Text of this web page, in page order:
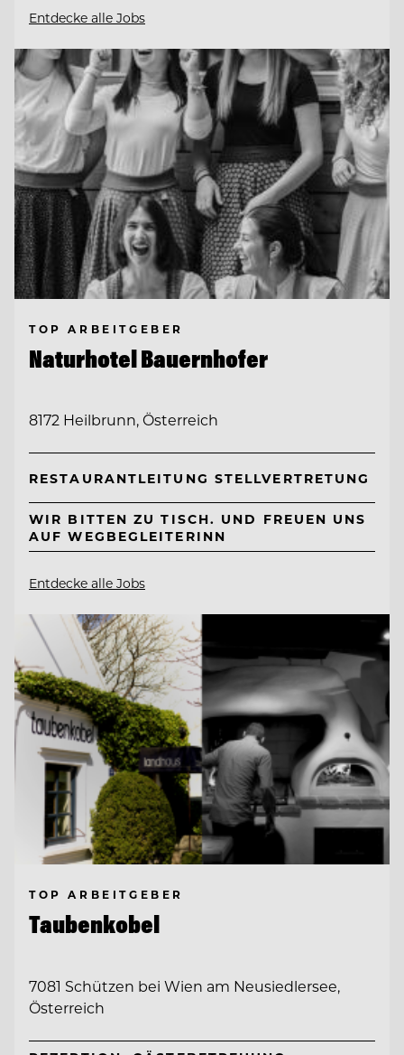
Entdecke alle Jobs
TOP ARBEITGEBER
Naturhotel Bauernhofer
8172 Heilbrunn, Österreich
RESTAURANTLEITUNG STELLVERTRETUNG
WIR BITTEN ZU TISCH. UND FREUEN UNS
AUF WEGBEGLEITERINN
Entdecke alle Jobs
TOP ARBEITGEBER
Taubenkobel
7081 Schützen bei Wien am Neusiedlersee,
Österreich